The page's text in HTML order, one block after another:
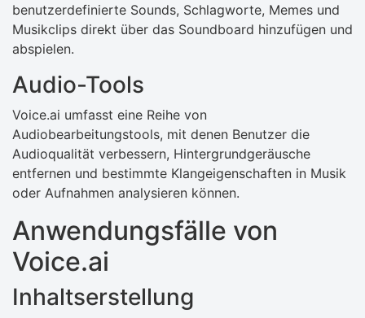
benutzerdefinierte Sounds, Schlagworte, Memes und
Musikclips direkt über das Soundboard hinzufügen und
abspielen.
Audio-Tools
Voice.ai umfasst eine Reihe von
Audiobearbeitungstools, mit denen Benutzer die
Audioqualität verbessern, Hintergrundgeräusche
entfernen und bestimmte Klangeigenschaften in Musik
oder Aufnahmen analysieren können.
Anwendungsfälle von
Voice.ai
Inhaltserstellung